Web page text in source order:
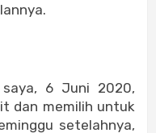
6 Juni 2020,
dan memilih untuk
setelahnya,